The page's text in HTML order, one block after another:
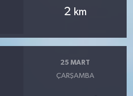
2 km
25 MART
ÇARŞAMBA